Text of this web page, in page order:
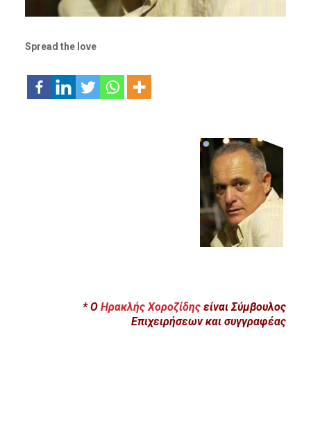
Spread the love
* ΟΗρακλής Χοροζίδηςείναι Σύμβουλος
Επιχειρήσεων και συγγραφέας